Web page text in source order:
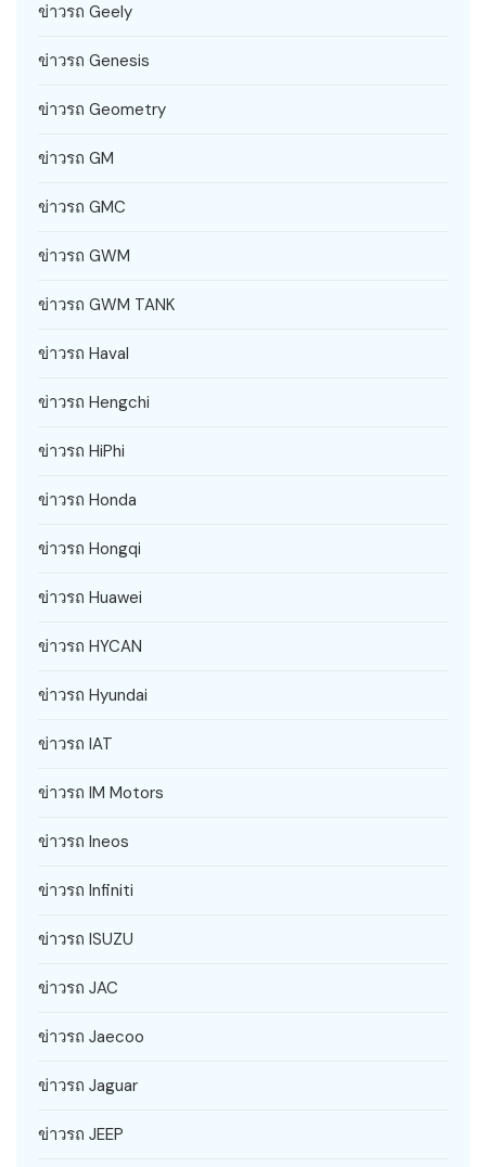
ข่าวรถ Geely
ข่าวรถ Genesis
ข่าวรถ Geometry
ข่าวรถ GM
ข่าวรถ GMC
ข่าวรถ GWM
ข่าวรถ GWM TANK
ข่าวรถ Haval
ข่าวรถ Hengchi
ข่าวรถ HiPhi
ข่าวรถ Honda
ข่าวรถ Hongqi
ข่าวรถ Huawei
ข่าวรถ HYCAN
ข่าวรถ Hyundai
ข่าวรถ IAT
ข่าวรถ IM Motors
ข่าวรถ Ineos
ข่าวรถ Infiniti
ข่าวรถ ISUZU
ข่าวรถ JAC
ข่าวรถ Jaecoo
ข่าวรถ Jaguar
ข่าวรถ JEEP